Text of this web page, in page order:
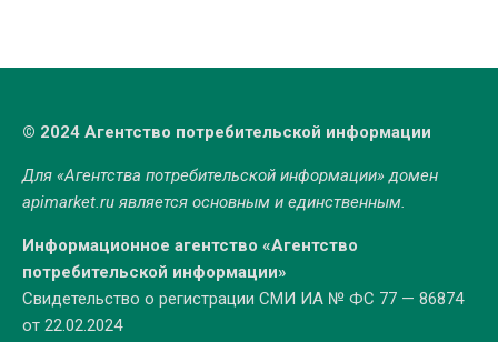
© 2024 Агентство потребительской информации
Для «Агентства потребительской информации» домен
apimarket.ruявляется основным и единственным.
Информационное агентство «Агентство
потребительской информации»
Свидетельство о регистрации СМИ ИА № ФС 77 — 86874
от 22.02.2024